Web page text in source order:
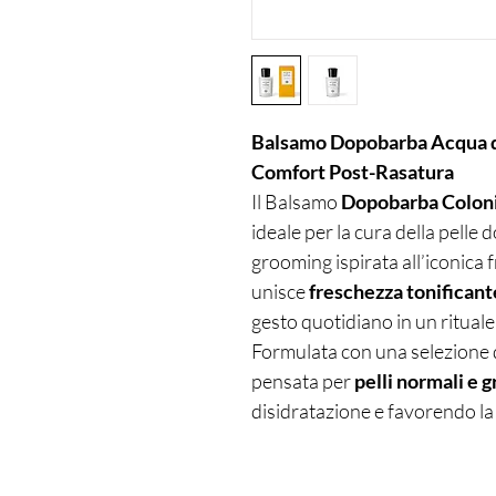
Balsamo Dopobarba Acqua
Comfort Post-Rasatura
Il Balsamo Dopobarba
ideale per la cura della pelle
grooming ispirata all’iconica
uniscefreschezza
gesto quotidiano in un
Formulata con una selezione
pensata perpelli normali e
disidratazione e favorendo